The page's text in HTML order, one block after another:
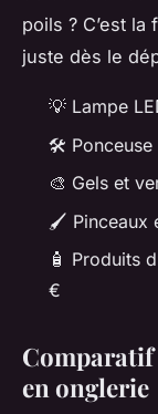
poils ? C’est
juste dès le
💡 Lampe
🛠️ Ponceuse
🎨 Gels et
🖌️ Pinceaux
🧴 Produits
€
en onglerie